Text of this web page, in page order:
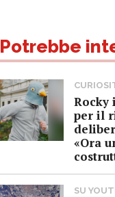
Potrebbe
Rocky
per il
«Ora
SU